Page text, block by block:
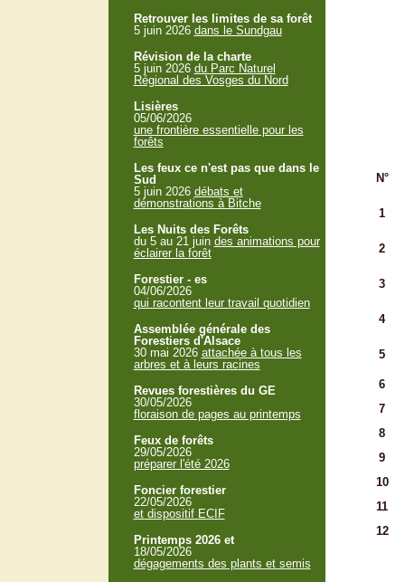
N°
1
2
3
4
5
6
7
8
9
10
11
12
Retrouver les limites de sa forêt
5 juin 2026 dans le Sundgau
Révision de la charte
5 juin 2026 du Parc Naturel
Régional des Vosges du Nord
Lisières
05/06/2026
une frontière essentielle pour les
forêts
Les feux ce n'est pas que dans le
Sud
5 juin 2026 débats et
démonstrations à Bitche
Les Nuits des Forêts
du 5 au 21 juin des animations pour
éclairer la forêt
Forestier - es
04/06/2026
qui racontent leur travail quotidien
Assemblée générale des
Forestiers d'Alsace
30 mai 2026 attachée à tous les
arbres et à leurs racines
Revues forestières du GE
30/05/2026
floraison de pages au printemps
Feux de forêts
29/05/2026
préparer l'été 2026
Foncier forestier
22/05/2026
et dispositif ECIF
Printemps 2026 et
18/05/2026
dégagements des plants et semis